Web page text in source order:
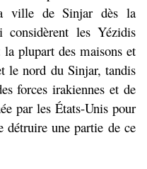
ville de Sinjar dès la
considèrent les Yézidis
plupart des maisons et
le nord du Sinjar, tandis
forces irakiennes et de
par les États-Unis pour
détruire une partie de ce